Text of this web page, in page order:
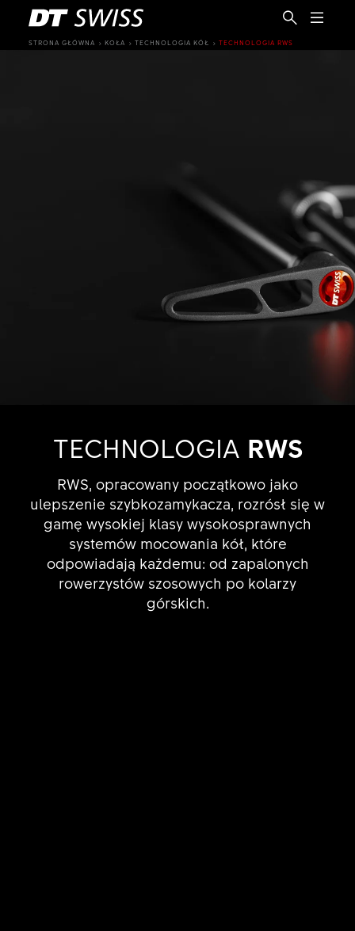
STRONA GŁÓWNA KOŁA TECHNOLOGIA KÓŁ TECHNOLOGIA RWS
TECHNOLOGIA RWS
RWS, opracowany początkowo jako
ulepszenie szybkozamykacza, rozrósł się w
gamę wysokiej klasy wysokosprawnych
systemów mocowania kół, które
odpowiadają każdemu: od zapalonych
rowerzystów szosowych po kolarzy
górskich.